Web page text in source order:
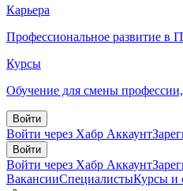
Карьера
Профессиональное развитие в
Курсы
Обучение для смены профессии,
Войти
Войти через Хабр Аккаунт
Войти
Войти через Хабр Аккаунт
ВакансииСпециалистыКурсы и